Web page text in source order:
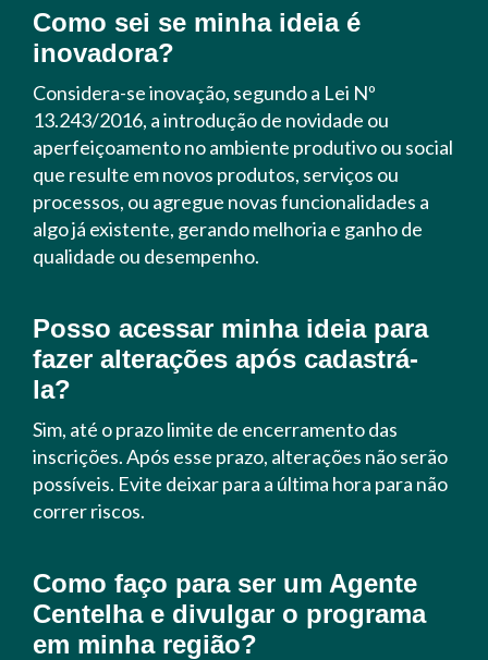
Como sei se minha ideia é
inovadora?
Considera-se inovação, segundo a Lei Nº
13.243/2016, a introdução de novidade ou
aperfeiçoamento no ambiente produtivo ou social
que resulte em novos produtos, serviços ou
processos, ou agregue novas funcionalidades a
algo já existente, gerando melhoria e ganho de
qualidade ou desempenho.
Posso acessar minha ideia para
fazer alterações após cadastrá-
la?
Sim, até o prazo limite de encerramento das
inscrições. Após esse prazo, alterações não serão
possíveis. Evite deixar para a última hora para não
correr riscos.
Como faço para ser um Agente
Centelha e divulgar o programa
em minha região?